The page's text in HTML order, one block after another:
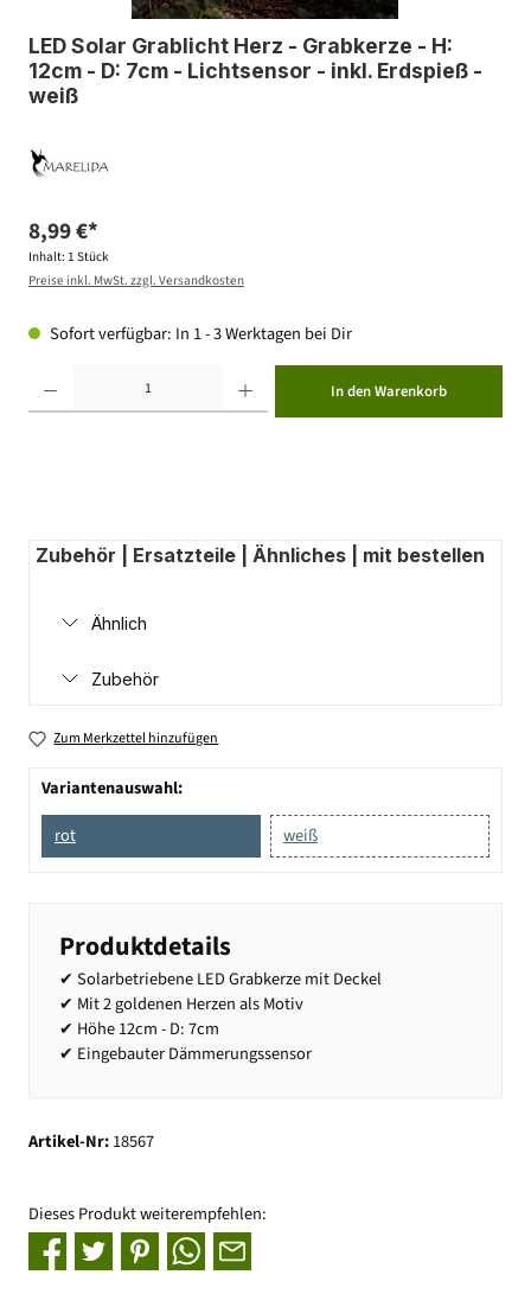
LED Solar Grablicht Herz - Grabkerze - H:
12cm - D: 7cm - Lichtsensor - inkl. Erdspieß -
weiß
8,99 €*
Inhalt: 1 Stück
Preise inkl. MwSt. zzgl. Versandkosten
Sofort verfügbar: In 1 - 3 Werktagen bei Dir
In den Warenkorb
Zubehör | Ersatzteile | Ähnliches | mit bestellen
Ähnlich
Zubehör
Zum Merkzettel hinzufügen
Variantenauswahl:
rot
weiß
Produktdetails
✔ Solarbetriebene LED Grabkerze mit Deckel
✔ Mit 2 goldenen Herzen als Motiv
✔ Höhe 12cm - D: 7cm
✔ Eingebauter Dämmerungssensor
Artikel-Nr:18567
Dieses Produkt weiterempfehlen: